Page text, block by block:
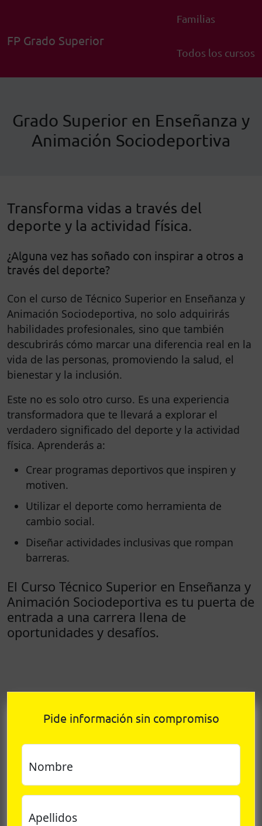
FP Grado Superior
Familias
Todos los cursos
Grado Superior en Enseñanza y
Animación Sociodeportiva
Transforma vidas a través del
deporte y la actividad física.
¿Alguna vez has soñado con inspirar a otros a
través del deporte?
Con el curso de Técnico Superior en Enseñanza y
Animación Sociodeportiva, no solo adquirirás
habilidades profesionales, sino que también
descubrirás cómo marcar una diferencia real en la
vida de las personas, promoviendo la salud, el
bienestar y la inclusión.
Este no es solo otro curso. Es una experiencia
transformadora que te llevará a explorar el
verdadero significado del deporte y la actividad
física. Aprenderás a:
Crear programas deportivos que inspiren y
motiven.
Utilizar el deporte como herramienta de
cambio social.
Diseñar actividades inclusivas que rompan
barreras.
El Curso Técnico Superior en Enseñanza y
Animación Sociodeportiva es tu puerta de
entrada a una carrera llena de
oportunidades y desafíos.
Pide información sin compromiso
Nombre
Apellidos